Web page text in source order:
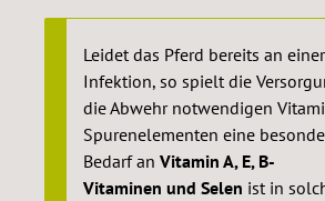
Leidet das Pferd bereits an
Infektion, so spielt die
die Abwehr notwendigen
Spurenelementen eine
Bedarf an Vitamin A, E, B-
Vitaminen und Selen ist in